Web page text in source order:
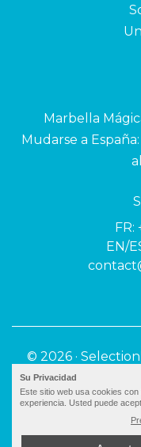
Marbella
Mudarse a
FR:
EN/
© 2026 · Selection
Su Privacidad
Este sitio web usa cookies
experiencia. Usted puede